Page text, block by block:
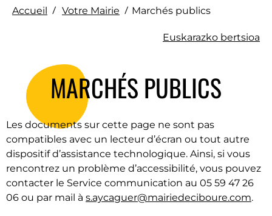
Accueil Votre Mairie Marchés publics
Euskarazko bertsioa
MARCHÉS PUBLICS
Les documents sur cette page ne sont pas
compatibles avec un lecteur d’écran ou tout autre
dispositif d’assistance technologique. Ainsi, si vous
rencontrez un problème d’accessibilité, vous pouvez
contacter le Service communication au 05 59 47 26
06 ou par mail à s.aycaguer@mairiedeciboure.com.